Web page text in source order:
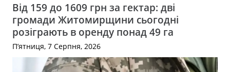
Від 159 до 1609 грн за гектар: дві
громади Житомирщини сьогодні
розіграють в оренду понад 49 га
П’ятниця, 7 Серпня, 2026